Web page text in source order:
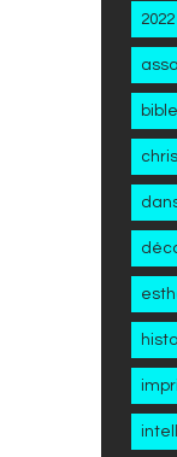
2022
bible